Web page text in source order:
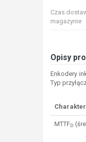
Czas
magazynie
Opisy
Enkodery
Typ
MTTFD